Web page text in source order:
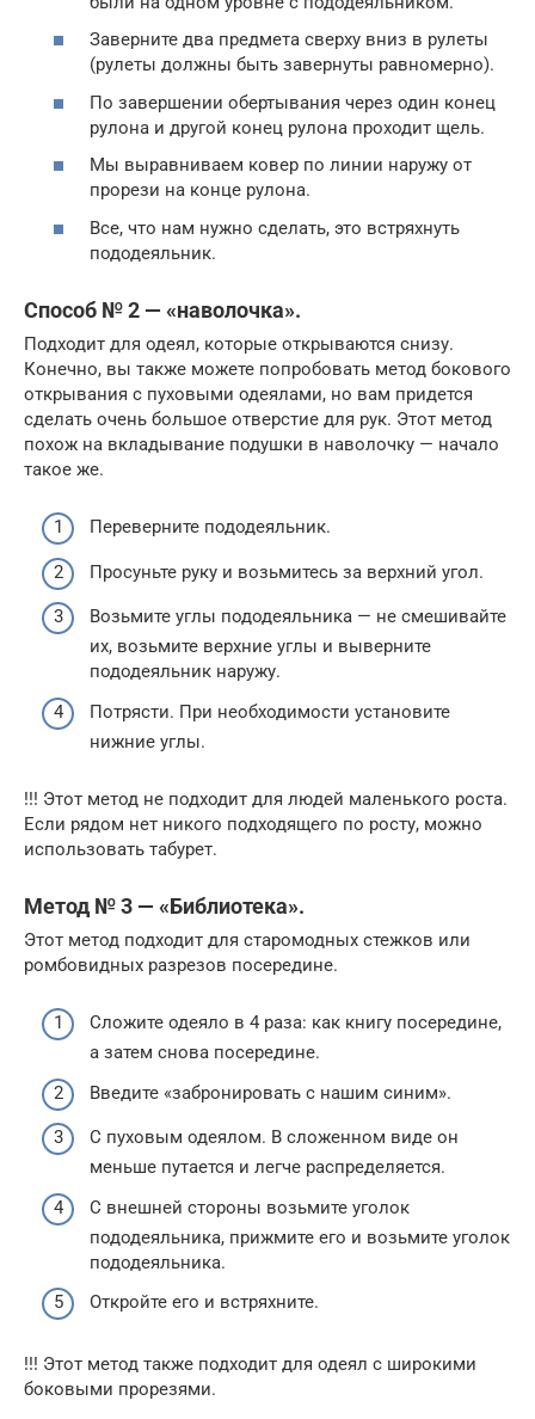
Заверните два предмета сверху вниз в рулеты
(рулеты должны быть завернуты равномерно).
По завершении обертывания через один конец
рулона и другой конец рулона проходит щель.
Мы выравниваем ковер по линии наружу от
прорези на конце рулона.
Все, что нам нужно сделать, это встряхнуть
пододеяльник.
Способ № 2 — «наволочка».
Подходит для одеял, которые открываются снизу.
Конечно, вы также можете попробовать метод бокового
открывания с пуховыми одеялами, но вам придется
сделать очень большое отверстие для рук. Этот метод
похож на вкладывание подушки в наволочку — начало
такое же.
Переверните пододеяльник.
Просуньте руку и возьмитесь за верхний угол.
Возьмите углы пододеяльника — не смешивайте
их, возьмите верхние углы и выверните
пододеяльник наружу.
Потрясти. При необходимости установите
нижние углы.
!!! Этот метод не подходит для людей маленького роста.
Если рядом нет никого подходящего по росту, можно
использовать табурет.
Метод № 3 — «Библиотека».
Этот метод подходит для старомодных стежков или
ромбовидных разрезов посередине.
Сложите одеяло в 4 раза: как книгу посередине,
а затем снова посередине.
Введите «забронировать с нашим синим».
С пуховым одеялом. В сложенном виде он
меньше путается и легче распределяется.
С внешней стороны возьмите уголок
пододеяльника, прижмите его и возьмите уголок
пододеяльника.
Откройте его и встряхните.
!!! Этот метод также подходит для одеял с широкими
боковыми прорезями.